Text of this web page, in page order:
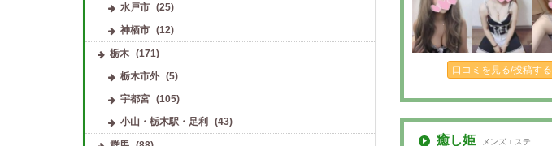
口コミを見る/投稿する
癒し姫 メンズエステ
水戸市
(25)
神栖市
(12)
栃木 (171)
栃木市外
(5)
宇都宮
(105)
小山・栃木駅・足利
(43)